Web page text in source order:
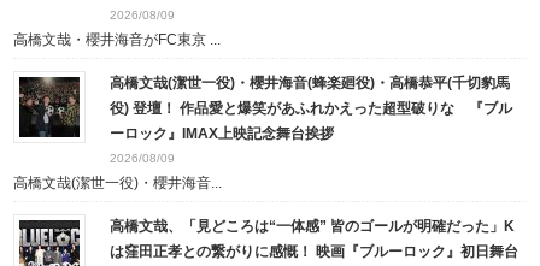
2026/08/09
高橋文哉・櫻井海音がFC東京 ...
高橋文哉(潔世一役)・櫻井海音(蜂楽廻役)・高橋恭平(千切豹馬
役) 登壇！ 作品愛と爆笑があふれかえった超型破りな 『ブル
ーロック』IMAX上映記念舞台挨拶
2026/08/09
高橋文哉(潔世一役)・櫻井海音...
高橋文哉、「見どころは“一体感” 皆のゴールが明確だった」K
は窪田正孝との繋がりに感慨！ 映画『ブルーロック』初日舞台